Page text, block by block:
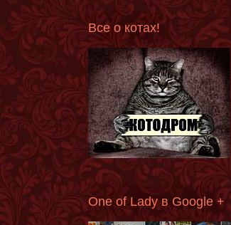
Все о котах!
One of Lady в Google +